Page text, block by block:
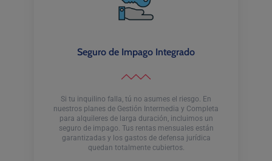
Seguro de Impago Integrado
Si tu inquilino falla, tú no asumes el riesgo. En
nuestros planes de Gestión Intermedia y Completa
para alquileres de larga duración, incluimos un
seguro de impago. Tus rentas mensuales están
garantizadas y los gastos de defensa jurídica
quedan totalmente cubiertos.